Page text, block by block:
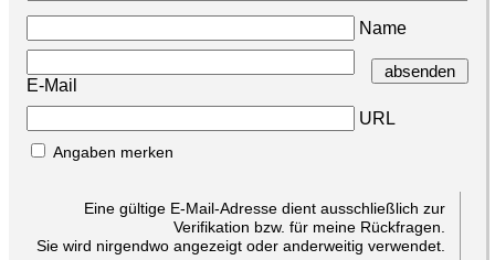
Name
E-Mail
URL
Angaben merken
Eine gültige E-Mail-Adresse dient ausschließlich zur
Verifikation bzw. für meine Rückfragen.
Sie wird nirgendwo angezeigt oder anderweitig verwendet.